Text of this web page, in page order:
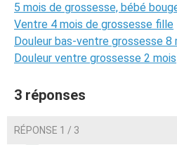
5 mois de grossesse, bébé
Ventre 4 mois de grossesse fille
Douleur bas-ventre grossesse 8
Douleur ventre grossesse 2 mois
3 réponses
RÉPONSE 1 / 3